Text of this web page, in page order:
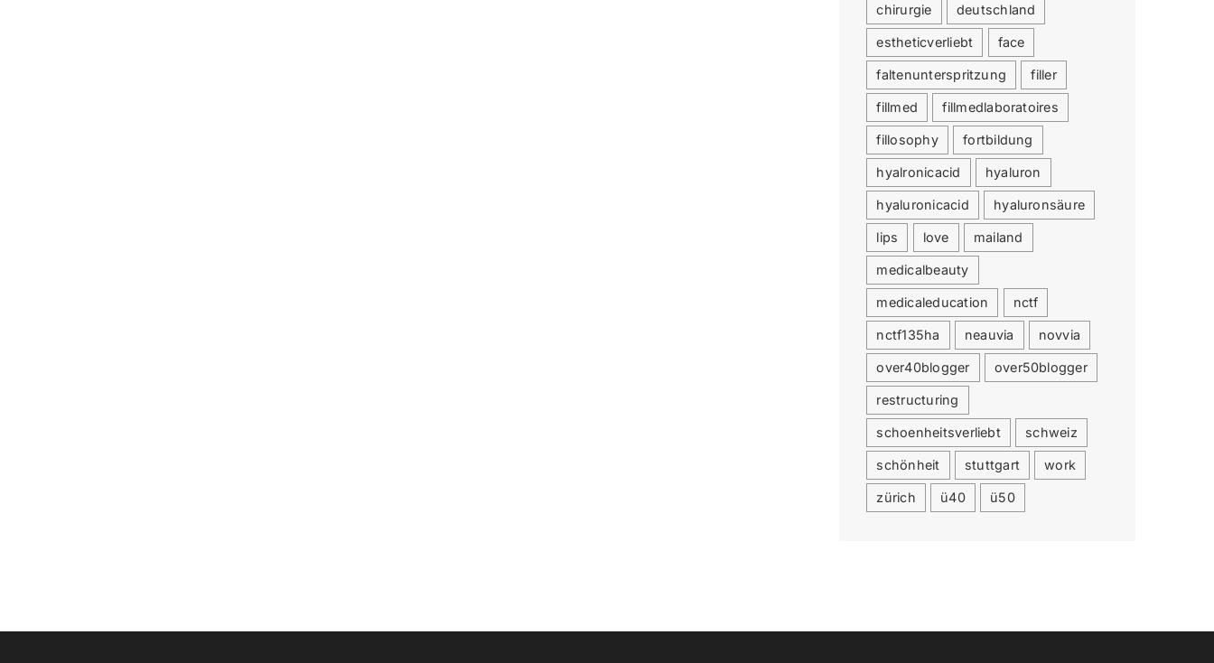
chirurgie deutschland
estheticverliebt face
faltenunterspritzung filler
fillmed fillmedlaboratoires
fillosophy fortbildung
hyalronicacid hyaluron
hyaluronicacid hyaluronsäure
lips love mailand
medicalbeauty
medicaleducation nctf
nctf135ha neauvia novvia
over40blogger over50blogger
restructuring
schoenheitsverliebt schweiz
schönheit stuttgart work
zürich ü40 ü50